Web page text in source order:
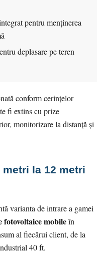
pentru menținerea
deplasare pe teren
conform cerințelor
fi extins cu prize
monitorizare la distanță și
la 12 metri
varianta de intrare a gamei
fotovoltaice mobileîn
al fiecărui client, de la
40 ft.